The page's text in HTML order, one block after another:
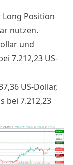
Long Position
nutzen.
und
7.212,23 US-
US-Dollar,
bei 7.212,23